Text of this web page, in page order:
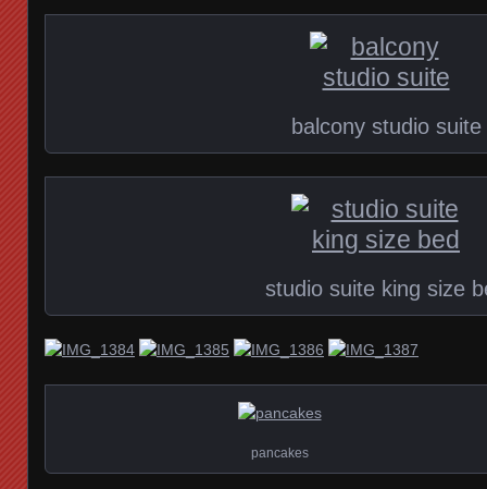
balcony studio suite
studio suite king size
pancakes